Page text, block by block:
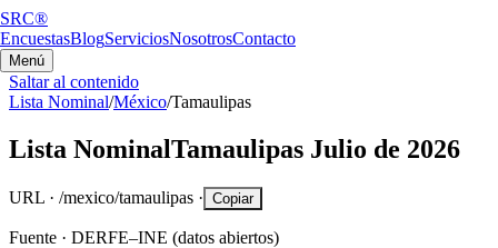
SRC®
EncuestasBlogServiciosNosotrosContacto
Menú
Saltar al contenido
Lista Nominal/México/Tamaulipas
Lista NominalTamaulipas Julio de 2026
URL · /mexico/tamaulipas · Copiar
Fuente · DERFE–INE (datos abiertos)